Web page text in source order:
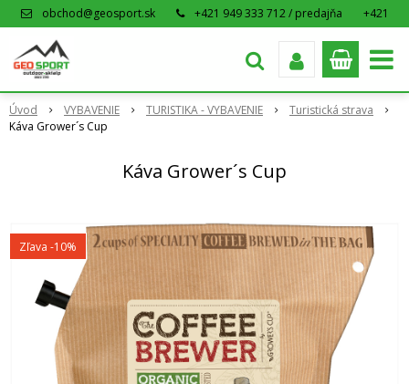
obchod@geosport.sk +421 949 333 712 / predajňa
+421
Úvod VYBAVENIE TURISTIKA - VYBAVENIE
Turistická strava
Káva Grower´s Cup
Káva Grower´s Cup
Zľava -10%